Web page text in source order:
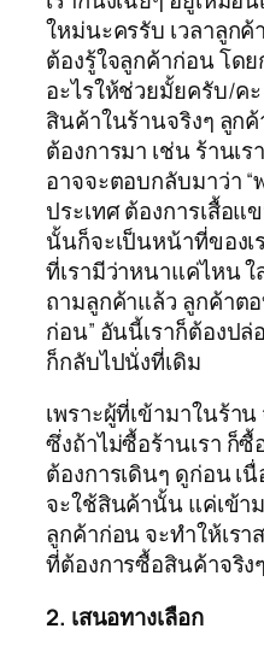
ใหม่นะครรับ เวลาลูกค้
ต้องรู้ใจลูกค้าก่อน โด
อะไรให้ช่วยมั้ยครับ/ค
สินค้าในร้านจริงๆ ลูก
ต้องการมา เช่น ร้านเ
อาจจะตอบกลับมาว่า “
ประเทศ ต้องการเสื้อแ
นั้นก็จะเป็นหน้าที่ของเ
ที่เรามีว่าหนาแค่ไหน
ถามลูกค้าแล้ว ลูกค้าต
ก่อน” อันนี้เราก็ต้องปล่
ก็กลับไปนั่งที่เดิม
เพราะผู้ที่เข้ามาในร้า
ซึ่งถ้าไม่ซื้อร้านเรา ก็
ต้องการเดินๆ ดูก่อน เ
จะใช้สินค้านั้น แค่เข้า
ลูกค้าก่อน จะทำให้เร
ที่ต้องการซื้อสินค้าจริง
2. เสนอทางเลือก